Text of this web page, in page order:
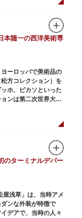
き、心も体も整えて
本随一の西洋美術専
ーロッパで美術品の
方コレクション）を
ホ、ピカソといった
ンは第二次世界大戦
設することを条件に
の顕著な貢献－」の
ています。前庭にも
を楽しめるのも魅力
美術トーク」や、解
など、初めての来館
のターミナルデパー
屋浅草」は、当時アメ
ンな外装が特徴で
デアで、当時の人々